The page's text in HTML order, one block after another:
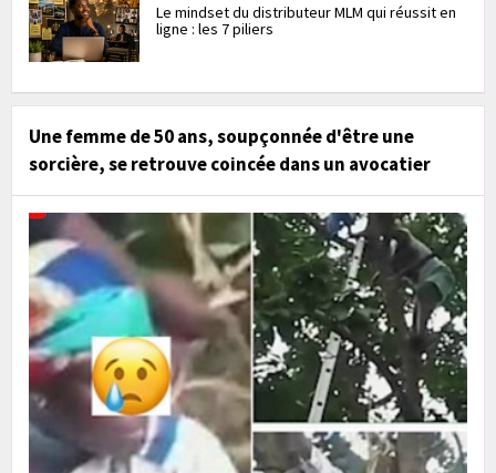
Le mindset du distributeur MLM qui réussit en
ligne : les 7 piliers
Une femme de 50 ans, soupçonnée d'être une
sorcière, se retrouve coincée dans un avocatier